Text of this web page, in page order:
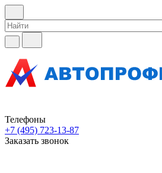
Телефоны
+7 (495) 723-13-87
Заказать звонок